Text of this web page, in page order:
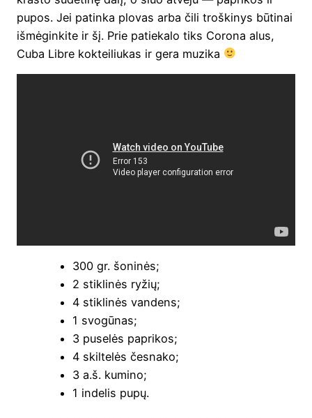
pupos. Jei patin­ka plo­vas arba čili troš­ki­nys būti­nai
išmė­gin­ki­te ir šį. Prie patie­ka­lo tiks Coro­na alus,
Cuba Libre kok­tei­liu­kas ir gera muzika
300 gr. šoninės;
2 stik­li­nės ryžių;
4 stik­li­nės vandens;
1 svo­gū­nas;
3 puse­lės paprikos;
4 skil­te­lės česnako;
3 a.š. kumino;
1 inde­lis pupų.